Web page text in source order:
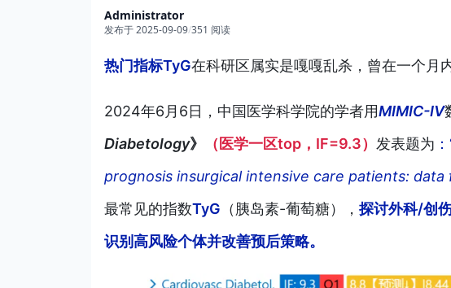
Administrator
发布于 2025-09-09/351 阅读
热门指标TyG在科研区属实是嘎嘎乱杀，曾在一个月
2024年6月6日，中国医学科学院的学者用MIMIC-IV
Diabetology》 （医学一区top，IF=9.3） 发表题为
prognosis insurgical intensive care patients:
最常见的指数TyG （胰岛素-葡萄糖）， 探讨外科/创
识别高风险个体并改善预后策略。